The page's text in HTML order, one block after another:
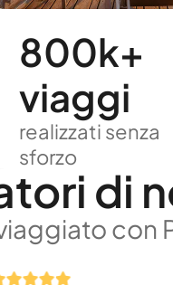
800k+
viaggi
realizzati senza
sforzo
di
con